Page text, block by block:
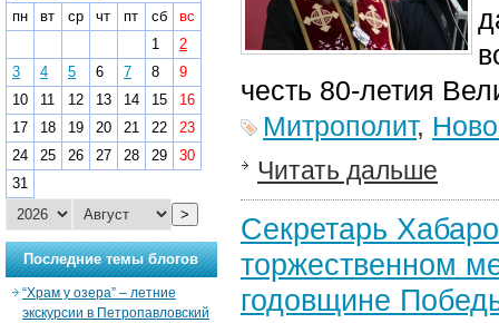
честь 80-летия
Митрополит,
Читать дальше
Секретарь
торжественном
годовщине
пн
вт ср чт пт сб
вс
1
2
3
4 5 6 7 8
9
10
11 12 13 14 15
16
17
18 19 20 21 22
23
24
25 26 27 28 29
30
31
>
Последние темы блогов
“Храм у озера” – летние
экскурсии в Петропавловский